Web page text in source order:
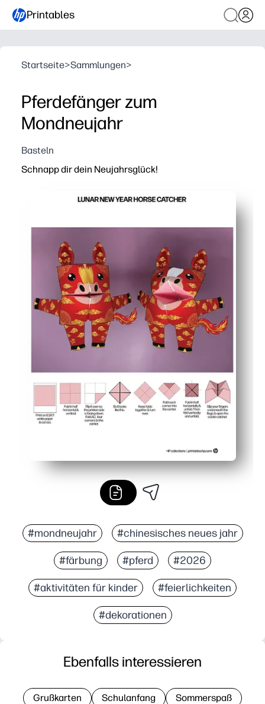
Printables
Startseite>Sammlungen>
Pferdefänger zum
Mondneujahr
Basteln
Schnapp dir dein Neujahrsglück!
#mondneujahr #chinesisches neues jahr
#färbung #pferd #2026
#aktivitäten für kinder #feierlichkeiten
#dekorationen
Ebenfalls interessieren
Grußkarten Schulanfang Sommerspaß